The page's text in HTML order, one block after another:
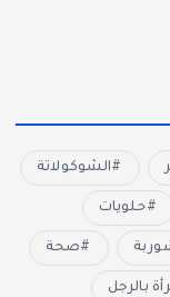
الشوكولاتة
حلويات
صحة
بالرجل